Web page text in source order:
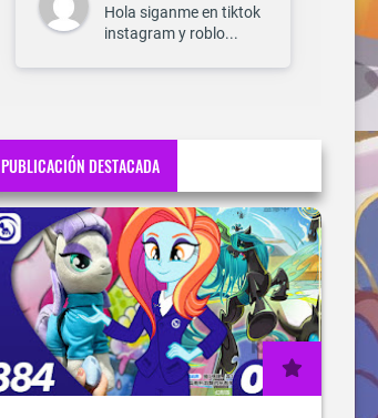
Hola siganme en tiktok
instagram y roblo...
PUBLICACIÓN DESTACADA